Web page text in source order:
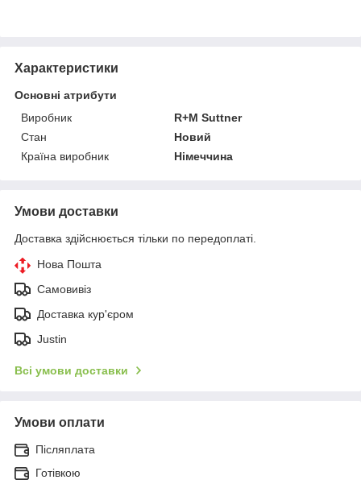
Характеристики
Основні атрибути
Виробник
R+M Suttner
Стан
Новий
Країна виробник
Німеччина
Умови доставки
Доставка здійснюється тільки по передоплаті.
Нова Пошта
Самовивіз
Доставка кур'єром
Justin
Всі умови доставки
Умови оплати
Післяплата
Готівкою